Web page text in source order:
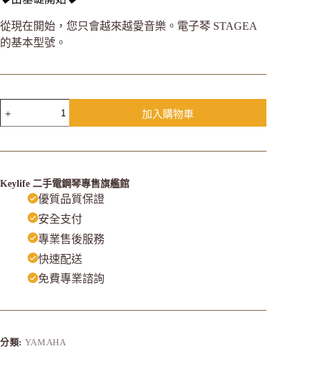
從現在開始，您只會越來越愛音樂。電子琴 STAGEA
的基本型號。
加入購物車
Keylife 二手電鋼琴專售旗艦館
優質品質保證
安全支付
專業售後服務
快速配送
免費專業諮詢
分類: YAMAHA